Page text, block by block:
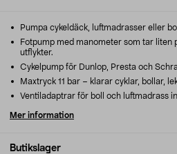
Butikslager
Pumpa cykeldäck, luftmadrasser eller
Fotpump med manometer som tar liten
utflykter.
Cykelpump för Dunlop, Presta och
Maxtryck 11 bar – klarar cyklar, bollar,
Ventiladaptrar för boll och luftmadrass
Mer information